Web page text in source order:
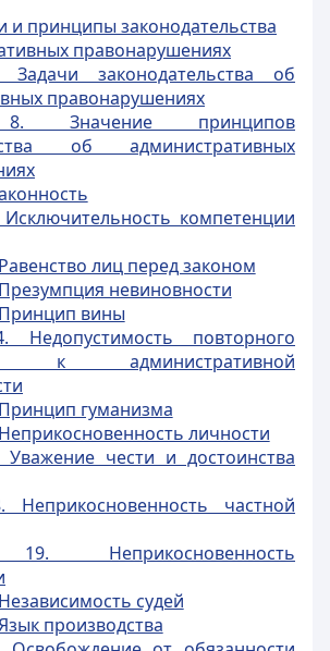
и принципы законодательства
правонарушениях
законодательства об
правонарушениях
Значение принципов
об административных
Исключительность компетенции
лиц перед законом
невиновности
вины
Недопустимость повторного
к административной
гуманизма
личности
Уважение чести и достоинства
Неприкосновенность частной
Неприкосновенность
судей
производства